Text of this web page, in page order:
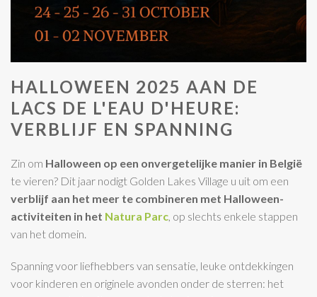
HALLOWEEN 2025 AAN DE
LACS DE L'EAU D'HEURE:
VERBLIJF EN SPANNING
Zin om Halloween op een onvergetelijke manier in België
te vieren? Dit jaar nodigt Golden Lakes Village u uit om een
verblijf aan het meer te combineren met Halloween-
activiteiten in het Natura Parc , op slechts enkele stappen
van het domein.
Spanning voor liefhebbers van sensatie, leuke ontdekkingen
voor kinderen en originele avonden onder de sterren: het